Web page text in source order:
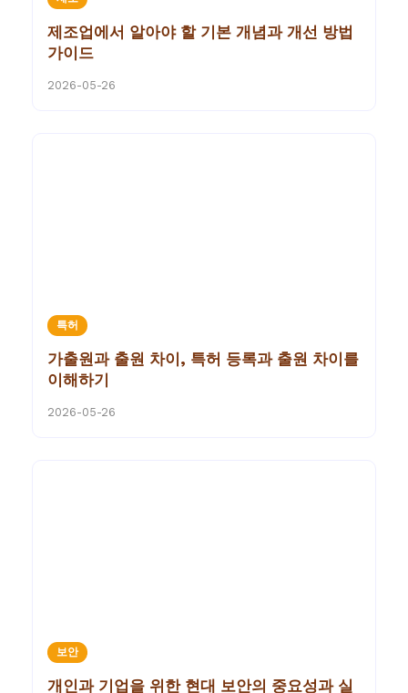
제조업에서 알아야 할 기본 개념과 개선 방법
가이드
2026-05-26
특허
가출원과 출원 차이, 특허 등록과 출원 차이를
이해하기
2026-05-26
보안
개인과 기업을 위한 현대 보안의 중요성과 실